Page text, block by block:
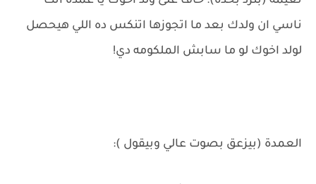
ناسي ان ولدك بعد ما اتجوزها اتنكس ده اللي هيحصل
لولد اخوك لو ما سابش الملكومه دي!
العمدة (بيزعق بصوت عالي وبيقول ):